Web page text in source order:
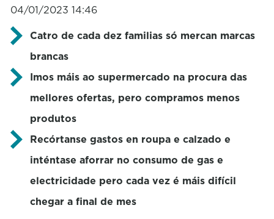
04/01/2023 14:46
Catro de cada dez familias só mercan marcas
brancas
Imos máis ao supermercado na procura das
mellores ofertas, pero compramos menos
produtos
Recórtanse gastos en roupa e calzado e
inténtase aforrar no consumo de gas e
electricidade pero cada vez é máis difícil
chegar a final de mes